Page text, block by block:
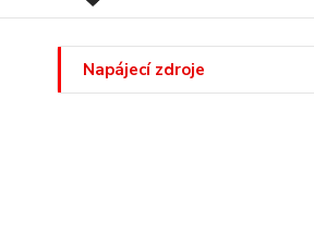
Napájecí zdroje